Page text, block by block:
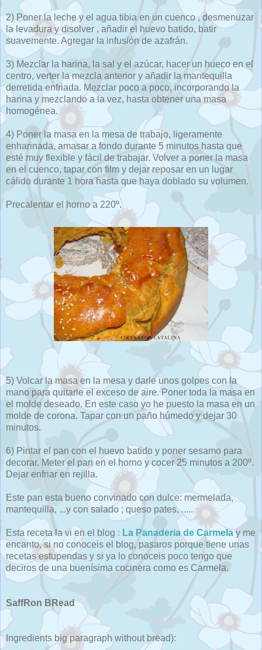
2) Poner la leche y el agua tibia en un cuenco , desmenuzar
la levadura y disolver , añadir el huevo batido, batir
suavemente. Agregar la infusión de azafrán.
3) Mezclar la harina, la sal y el azúcar, hacer un hueco en el
centro, verter la mezcla anterior y añadir la mantequilla
derretida enfriada. Mezclar poco a poco, incorporando la
harina y mezclando a la vez, hasta obtener una masa
homogénea.
4) Poner la masa en la mesa de trabajo, ligeramente
enharinada, amasar a fondo durante 5 minutos hasta que
esté muy flexible y fácil de trabajar. Volver a poner la masa
en el cuenco, tapar con film y dejar reposar en un lugar
cálido durante 1 hora hasta que haya doblado su volumen.
Precalentar el horno a 220º.
5) Volcar la masa en la mesa y darle unos golpes con la
mano para quitarle el exceso de aire. Poner toda la masa en
el molde deseado. En este caso yo he puesto la masa en un
molde de corona. Tapar con un paño húmedo y dejar 30
minutos.
6) Pintar el pan con el huevo batido y poner sesamo para
decorar. Meter el pan en el horno y cocer 25 minutos a 200º.
Dejar enfriar en rejilla.
Este pan esta bueno convinado con dulce: mermelada,
mantequilla, ...y con salado ; queso pates, .....
Esta receta la vi en el blog : La Panaderia de Carmelay me
encanto, si no conoceis el blog, pasaros porque tiene unas
recetas estupendas y si ya lo conoceis poco tengo que
deciros de una buenísima cocinera como es Carmela.
SaffRon BRead
Ingredients big paragraph without bread):